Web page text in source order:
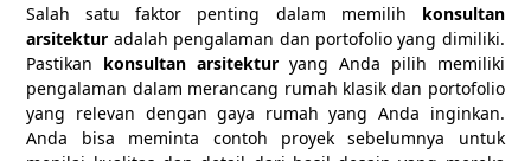
Salah satu faktor penting dalam memilih konsultan
arsitektur adalah pengalaman dan portofolio yang dimiliki.
Pastikan konsultan arsitektur yang Anda pilih memiliki
pengalaman dalam merancang rumah klasik dan portofolio
yang relevan dengan gaya rumah yang Anda inginkan.
Anda bisa meminta contoh proyek sebelumnya untuk